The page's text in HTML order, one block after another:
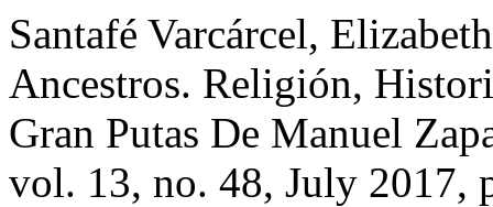
Santafé Varcárcel,
Ancestros. Religión,
Gran Putas De Manuel
vol. 13, no. 48, July 2017,